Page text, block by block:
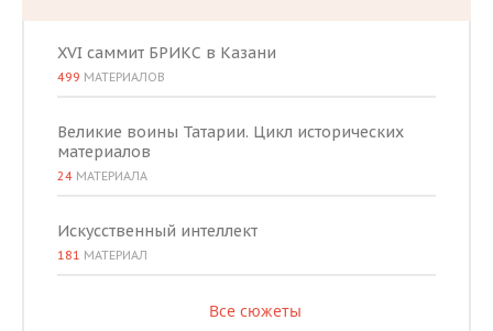
XVI саммит БРИКС в Казани
499 МАТЕРИАЛОВ
Великие воины Татарии. Цикл исторических
материалов
24 МАТЕРИАЛА
Искусственный интеллект
181 МАТЕРИАЛ
Все сюжеты